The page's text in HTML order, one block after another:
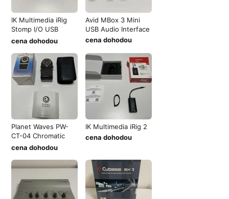
IK Multimedia iRig
Stomp I/O USB
pedalboard c
cena dohodou
Avid MBox 3 Mini
USB Audio Interface
cena dohodou
Planet Waves PW-
CT-04 Chromatic
Tuner
cena dohodou
IK Multimedia iRig 2
cena dohodou